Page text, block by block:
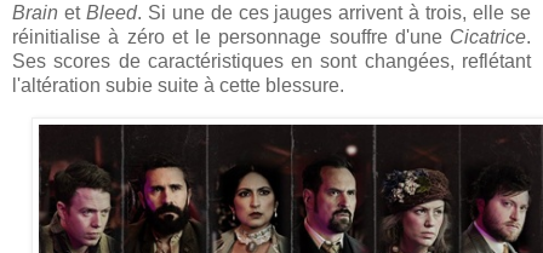
Brain et Bleed. Si une de ces jauges arrivent à trois, elle se
réinitialise à zéro et le personnage souffre d'une Cicatrice.
Ses scores de caractéristiques en sont changées, reflétant
l'altération subie suite à cette blessure.